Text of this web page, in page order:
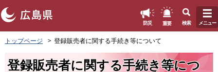
ペ
ー
防災 重要 検索 メニュー
トップページ 登録販売者に関する手続き等について
登録販売者に関する手続き等につ